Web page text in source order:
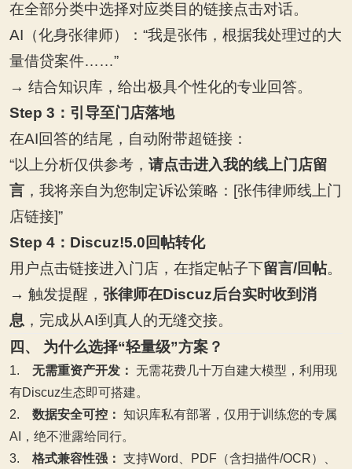
在全部分类中选择对应类目的链接点击对话。
AI （化身张律师）：“我是张伟，根据我处理过的大
量借贷案件……”
→ 结合知识库，给出极具个性化的专业回答。
Step 3 ：引导至门店落地
在AI回答的结尾，自动附带超链接：
“以上分析仅供参考， 请点击进入我的线上门店留
言 ，我将亲自为您制定诉讼策略：[张伟律师线上门
店链接]”
Step 4 ：Discuz!5.0回帖转化
用户点击链接进入门店，在指定帖子下留言/回帖。
→ 触发提醒， 张律师在Discuz后台实时收到消
息 ，完成从AI到真人的无缝交接。
四、 为什么选择“轻量级”方案？
1. 无需重资产开发： ​ 无需花费几十万自建大模型，利用现
有Discuz生态即可搭建。
2. 数据安全可控： ​ 知识库私有部署，仅用于训练您的专属
AI，绝不泄露给同行。
3. 格式兼容性强： ​ 支持Word、PDF（含扫描件/OCR）、